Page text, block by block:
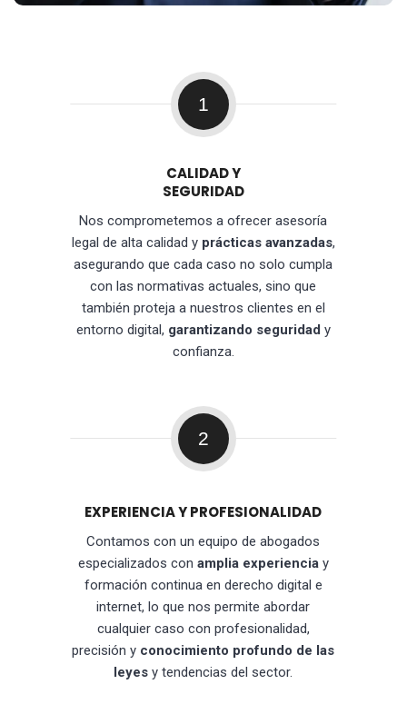
1
CALIDAD Y
SEGURIDAD
Nos comprometemos a ofrecer asesoría
legal de alta calidad y prácticas avanzadas,
asegurando que cada caso no solo cumpla
con las normativas actuales, sino que
también proteja a nuestros clientes en el
entorno digital, garantizando seguridad y
confianza.
2
EXPERIENCIA Y PROFESIONALIDAD
Contamos con un equipo de abogados
especializados con amplia experienciay
formación continua en derecho digital e
internet, lo que nos permite abordar
cualquier caso con profesionalidad,
precisión y conocimiento profundo de las
leyes y tendencias del sector.